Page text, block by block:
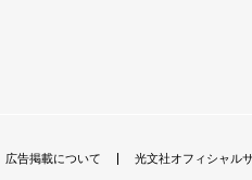
広告掲載について 光文社オフィシャル